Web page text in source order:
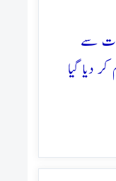
سے
دیا گیا